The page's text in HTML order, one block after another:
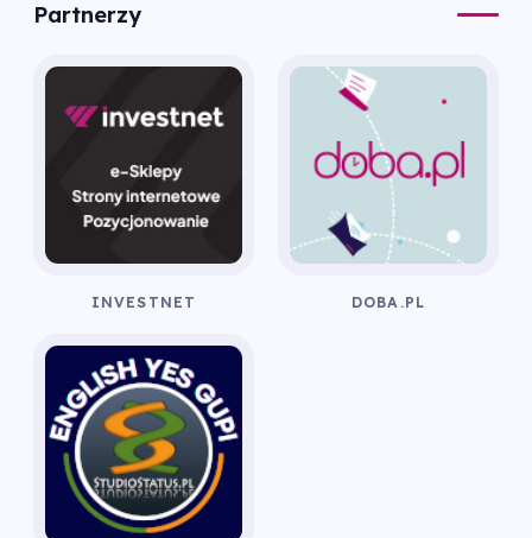
Partnerzy
INVESTNET DOBA.PL